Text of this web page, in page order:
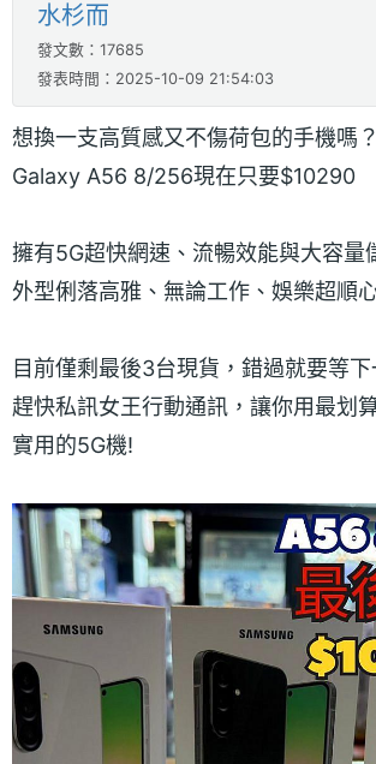
水杉而
發文數：17685
發表時間：2025-10-09 21:54:03
想換一支高質感又不傷荷包的手機嗎？
Galaxy A56 8/256現在只要$10290
擁有5G超快網速、流暢效能與大容量
外型俐落高雅、無論工作、娛樂超順
目前僅剩最後3台現貨，錯過就要等下
趕快私訊女王行動通訊，讓你用最划
實用的5G機!